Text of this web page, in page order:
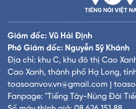
Giám đốc: Vũ Hải Định
Phó Giám đốc: Nguyễn Sỹ Khánh
Địa chỉ: khu C, khu đô thị Cao
Cao Xanh, thành phố Hạ Long,
toasoanvov.vn@gmail.com |
Fanpage: "Tiếng Tày-Nùng Đài